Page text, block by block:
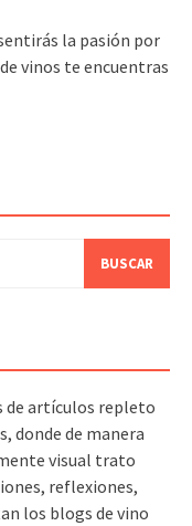
la pasión por
vinos te encuentras
de artículos repleto
donde de manera
visual trato
reflexiones,
los blogs de vino